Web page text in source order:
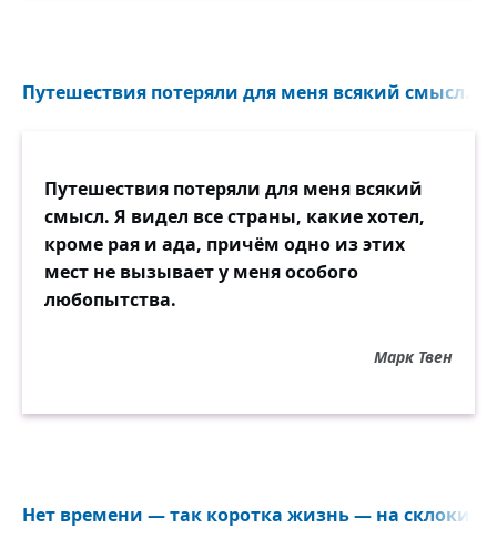
Путешествия потеряли для меня всякий смысл. Я
Путешествия потеряли для меня всякий
смысл. Я видел все страны, какие хотел,
кроме рая и ада, причём одно из этих
мест не вызывает у меня особого
любопытства.
Марк Твен
Нет времени — так коротка жизнь — на склоки,